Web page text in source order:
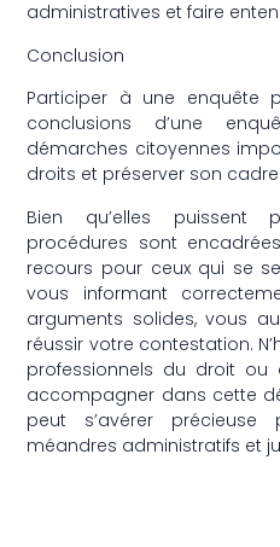
administratives et faire
Conclusion
Participer à une enquête
conclusions d’une
démarches citoyennes
droits et préserver son
Bien qu’elles puissent
procédures sont
recours pour ceux qui se
vous informant
arguments solides, vous
réussir votre contestation.
professionnels du droit ou
accompagner dans cette
peut s’avérer
méandres administratifs et